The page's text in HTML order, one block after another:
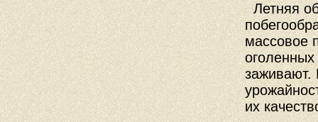
Летняя
массовое
заживают.
их